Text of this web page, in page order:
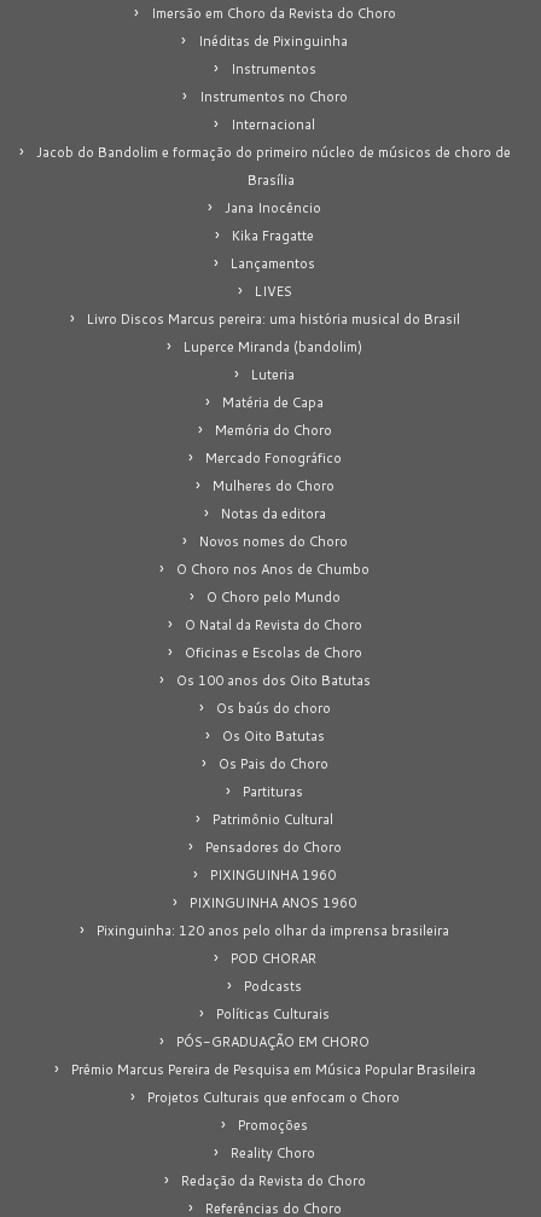
Imersão em Choro da Revista do Choro
Inéditas de Pixinguinha
Instrumentos
Instrumentos no Choro
Internacional
Jacob do Bandolim e formação do primeiro núcleo de músicos de choro de
Brasília
Jana Inocêncio
Kika Fragatte
Lançamentos
LIVES
Livro Discos Marcus pereira: uma história musical do Brasil
Luperce Miranda (bandolim)
Luteria
Matéria de Capa
Memória do Choro
Mercado Fonográfico
Mulheres do Choro
Notas da editora
Novos nomes do Choro
O Choro nos Anos de Chumbo
O Choro pelo Mundo
O Natal da Revista do Choro
Oficinas e Escolas de Choro
Os 100 anos dos Oito Batutas
Os baús do choro
Os Oito Batutas
Os Pais do Choro
Partituras
Patrimônio Cultural
Pensadores do Choro
PIXINGUINHA 1960
PIXINGUINHA ANOS 1960
Pixinguinha: 120 anos pelo olhar da imprensa brasileira
POD CHORAR
Podcasts
Políticas Culturais
PÓS-GRADUAÇÃO EM CHORO
Prêmio Marcus Pereira de Pesquisa em Música Popular Brasileira
Projetos Culturais que enfocam o Choro
Promoções
Reality Choro
Redação da Revista do Choro
Referências do Choro